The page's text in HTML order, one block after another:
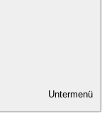
Untermenü